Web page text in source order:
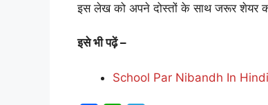
इस लेख को अपने दोस्तों के साथ जरूर शेयर
इसे भी पढ़ें –
School Par Nibandh In Hindi: